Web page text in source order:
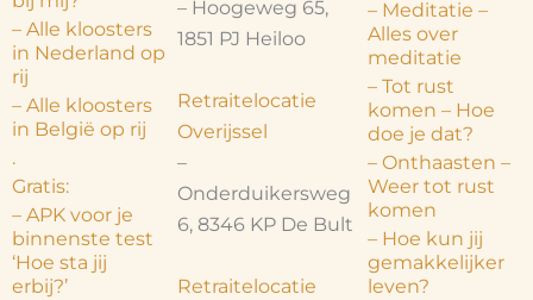
– Alle kloosters
in Nederland op
rij
– Alle kloosters
in België op rij
.
Gratis:
– APK voor je
binnenste test
‘Hoe sta jij
erbij?’
– Hoogeweg 65,
1851 PJ Heiloo
Retraitelocatie
Overijssel
–
Onderduikersweg
6, 8346 KP De Bult
Retraitelocatie
– Meditatie –
Alles over
meditatie
– Tot rust
komen – Hoe
doe je dat?
– Onthaasten –
Weer tot rust
komen
– Hoe kun jij
gemakkelijker
leven?